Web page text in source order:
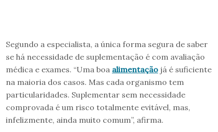
Segundo a especialista, a única forma segura de saber
se há necessidade de suplementação é com avaliação
médica e exames. “Uma boa alimentação já é suficiente
na maioria dos casos. Mas cada organismo tem
particularidades. Suplementar sem necessidade
comprovada é um risco totalmente evitável, mas,
infelizmente, ainda muito comum”, afirma.